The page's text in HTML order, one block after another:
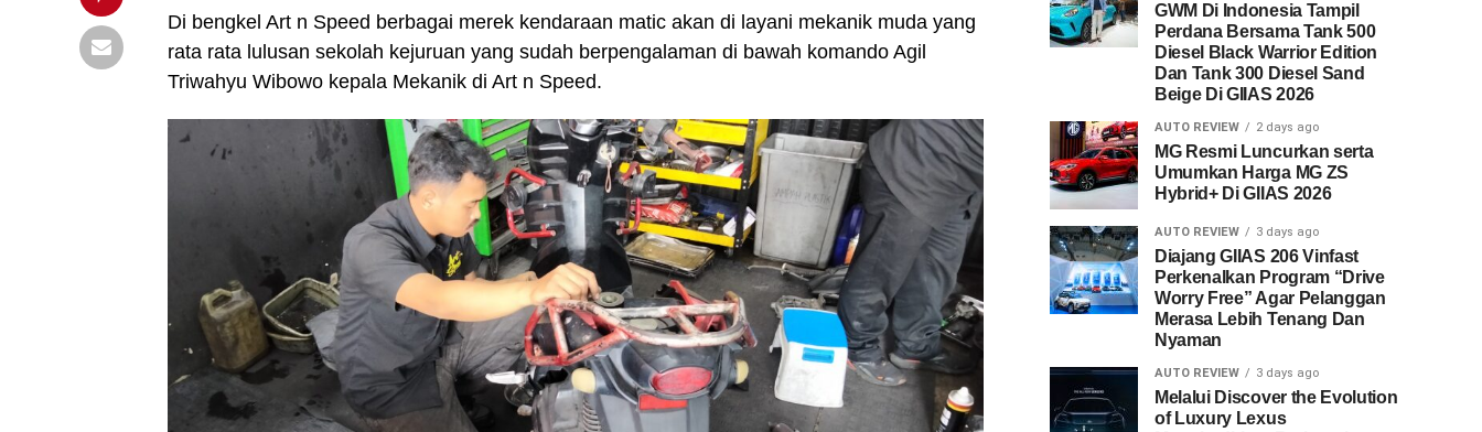
Di bengkel Art n Speed berbagai merek kendaraan matic akan di layani mekanik muda yang
rata rata lulusan sekolah kejuruan yang sudah berpengalaman di bawah komando Agil
Triwahyu Wibowo kepala Mekanik di Art n Speed.
GWM Di Indonesia Tampil
Perdana Bersama Tank 500
Diesel Black Warrior Edition
Dan Tank 300 Diesel Sand
Beige Di GIIAS 2026
AUTO REVIEW 2 days ago
MG Resmi Luncurkan serta
Umumkan Harga MG ZS
Hybrid+ Di GIIAS 2026
AUTO REVIEW 3 days ago
Diajang GIIAS 206 Vinfast
Perkenalkan Program “Drive
Worry Free” Agar Pelanggan
Merasa Lebih Tenang Dan
Nyaman
AUTO REVIEW 3 days ago
Melalui Discover the Evolution
of Luxury Lexus